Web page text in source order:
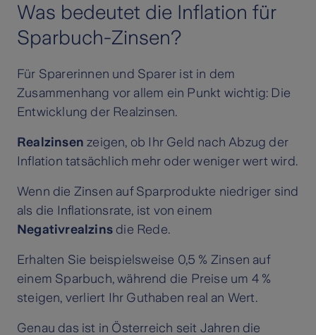
Was bedeutet die Inflation für
Sparbuch-Zinsen?
Für Sparerinnen und Sparer ist in dem
Zusammenhang vor allem ein Punkt wichtig: Die
Entwicklung der Realzinsen.
Realzinsen zeigen, ob Ihr Geld nach Abzug der
Inflation tatsächlich mehr oder weniger wert wird.
Wenn die Zinsen auf Sparprodukte niedriger sind
als die Inflationsrate, ist von einem
Negativrealzins die Rede.
Erhalten Sie beispielsweise 0,5 % Zinsen auf
einem Sparbuch, während die Preise um 4 %
steigen, verliert Ihr Guthaben real an Wert.
Genau das ist in Österreich seit Jahren die